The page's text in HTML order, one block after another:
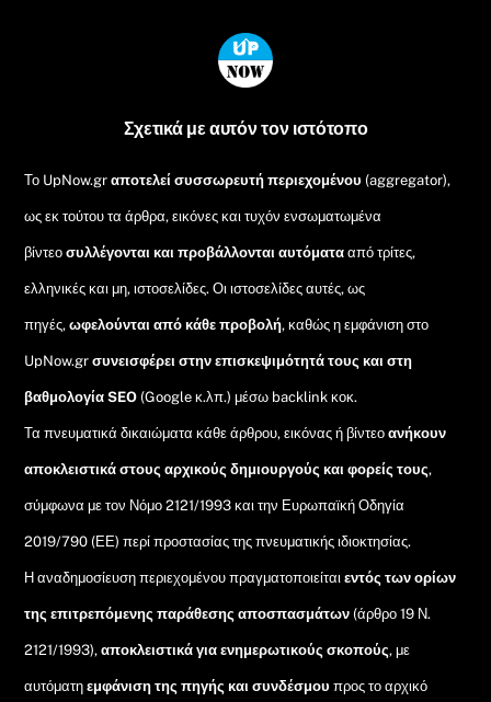
Back
To
Σχετικά με αυτόν τον ιστότοπο
Το UpNow.grαποτελεί συσσωρευτή περιεχομένου (aggregator),
ως εκ τούτου τα άρθρα, εικόνες και τυχόν ενσωματωμένα
βίντεοσυλλέγονται και προβάλλονται αυτόματααπό τρίτες,
ελληνικές και μη, ιστοσελίδες. Οι ιστοσελίδες αυτές, ως
πηγές,ωφελούνται από κάθε προβολή, καθώς η εμφάνιση στο
UpNow.gr συνεισφέρει στην επισκεψιμότητά τους και στη
βαθμολογία SEO (Google κ.λπ.) μέσω backlink κοκ.
Τα πνευματικά δικαιώματα κάθε άρθρου, εικόνας ή βίντεοανήκουν
αποκλειστικά στους αρχικούς δημιουργούς και φορείς τους,
σύμφωνα με τον Νόμο 2121/1993 και την Ευρωπαϊκή Οδηγία
2019/790 (ΕΕ) περί προστασίας της πνευματικής ιδιοκτησίας.
Η αναδημοσίευση περιεχομένου πραγματοποιείταιεντός των ορίων
της επιτρεπόμενης παράθεσης αποσπασμάτων (άρθρο 19 Ν.
2121/1993), αποκλειστικά για ενημερωτικούς σκοπούς, με
αυτόματηεμφάνιση της πηγής και συνδέσμου προς το αρχικό